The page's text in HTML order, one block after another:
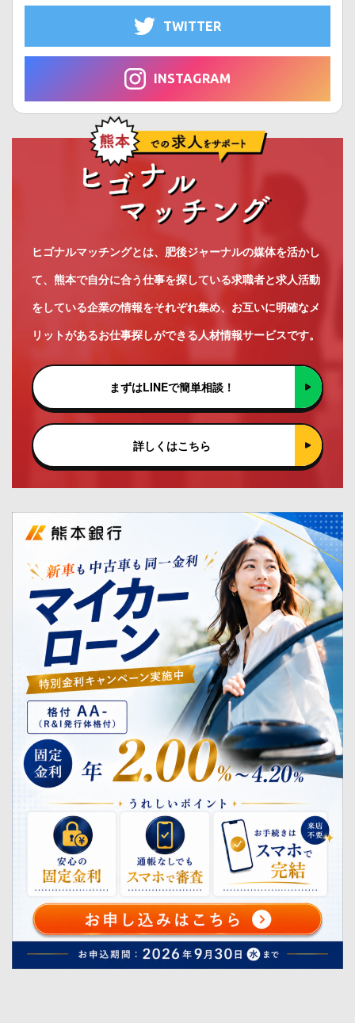
TWITTER
INSTAGRAM
ヒゴナルマッチングとは、肥後ジャーナルの媒体を活かし
て、熊本で自分に合う仕事を探している求職者と求人活動
をしている企業の情報をそれぞれ集め、お互いに明確なメ
リットがあるお仕事探しができる人材情報サービスです。
まずはLINEで簡単相談！
詳しくはこちら